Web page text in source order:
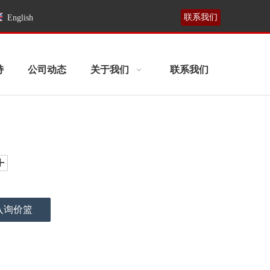
English 联系我们
公司动态 关于我们 联系我们
询价篮